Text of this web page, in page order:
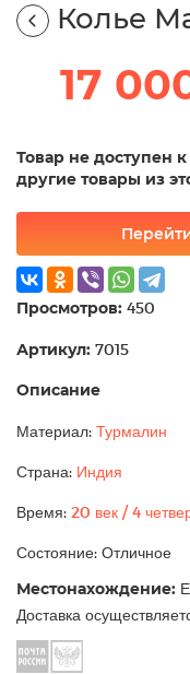
Колье
17
Товар не доступен
другие товары из
Просмотров: 450
Артикул: 7015
Описание
Материал: Турмалин
Страна: Индия
Время: 20 век / 4
Состояние: Отличное
Местонахождение:
Доставка